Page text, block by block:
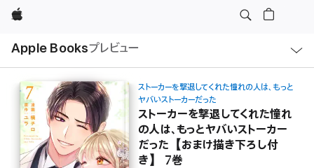
Apple
Apple Booksプレビュー
ル
ストーカーを撃退してくれた憧れの人は、もっと
ヤバいストーカーだった
ストーカーを撃退してくれた憧れ
の人は、もっとヤバいストーカー
だった【おまけ描き下ろし付
き】 7巻